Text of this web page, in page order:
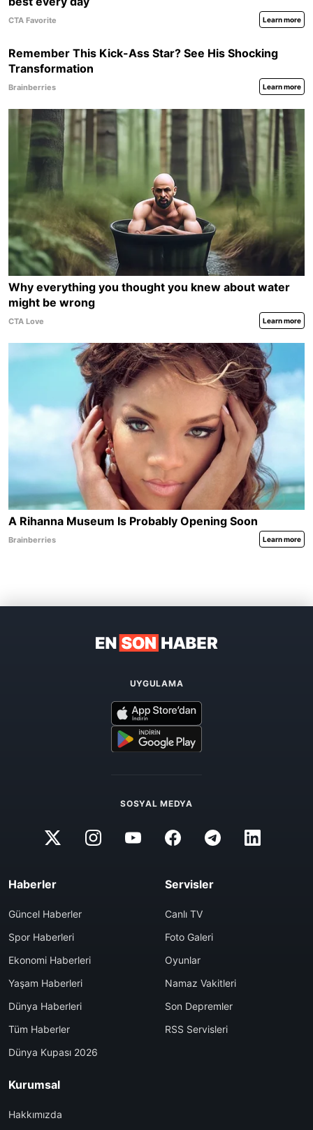
UYGULAMA
SOSYAL MEDYA
Haberler
Güncel Haberler
Spor Haberleri
Ekonomi Haberleri
Yaşam Haberleri
Dünya Haberleri
Tüm Haberler
Dünya Kupası 2026
Servisler
Canlı TV
Foto Galeri
Oyunlar
Namaz Vakitleri
Son Depremler
RSS Servisleri
Kurumsal
Hakkımızda